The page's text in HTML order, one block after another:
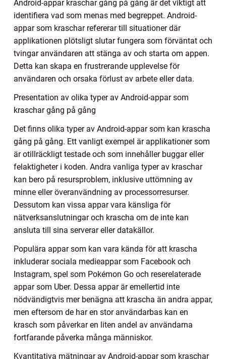
Android-appar kraschar gång på gång är det viktigt att
identifiera vad som menas med begreppet. Android-
appar som kraschar refererar till situationer där
applikationen plötsligt slutar fungera som förväntat och
tvingar användaren att stänga av och starta om appen.
Detta kan skapa en frustrerande upplevelse för
användaren och orsaka förlust av arbete eller data.
Presentation av olika typer av Android-appar som
kraschar gång på gång
Det finns olika typer av Android-appar som kan krascha
gång på gång. Ett vanligt exempel är applikationer som
är otillräckligt testade och som innehåller buggar eller
felaktigheter i koden. Andra vanliga typer av kraschar
kan bero på resursproblem, inklusive uttömning av
minne eller överanvändning av processorresurser.
Dessutom kan vissa appar vara känsliga för
nätverksanslutningar och krascha om de inte kan
ansluta till sina serverar eller datakällor.
Populära appar som kan vara kända för att krascha
inkluderar sociala medieappar som Facebook och
Instagram, spel som Pokémon Go och reserelaterade
appar som Uber. Dessa appar är emellertid inte
nödvändigtvis mer benägna att krascha än andra appar,
men eftersom de har en stor användarbas kan en
krasch som påverkar en liten andel av användarna
fortfarande påverka många människor.
Kvantitativa mätningar av Android-appar som kraschar